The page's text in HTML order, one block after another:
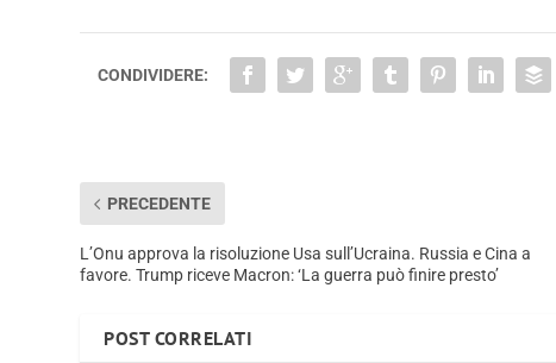
CONDIVIDERE:
PRECEDENTE
L’Onu approva la risoluzione Usa sull’Ucraina. Russia e Cina a
favore. Trump riceve Macron: ‘La guerra può finire presto’
POST CORRELATI